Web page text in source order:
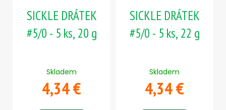
SICKLE DRÁTEK
#5/0 - 5 ks, 20 g
Skladem
4,34 €
SICKLE DRÁTEK
#5/0 - 5 ks, 22 g
Skladem
4,34 €